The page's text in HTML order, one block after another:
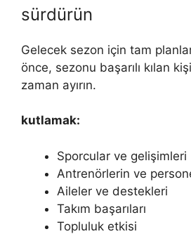
sürdürün
Gelecek sezon için tam
önce, sezonu başarılı kılan
zaman ayırın.
kutlamak:
Sporcular ve gelişimleri
Antrenörlerin ve
Aileler ve destekleri
Takım başarıları
Topluluk etkisi